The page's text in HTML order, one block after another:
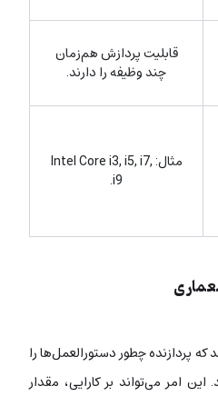
قابلیت پردازش هم‌زمان
چند وظیفه را دارند.
مثال: Intel Core i3, i5, i7,
i9.
پردازنده چطور دستورالعمل‌ها را
امر می‌تواند بر کارایی، مقدار